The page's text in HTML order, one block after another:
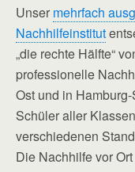
Unser mehrfach
Nachhilfeinstitut
„die rechte Hälfte“
professionelle
Ost und in
Schüler aller
verschiedenen
Die Nachhilfe vor